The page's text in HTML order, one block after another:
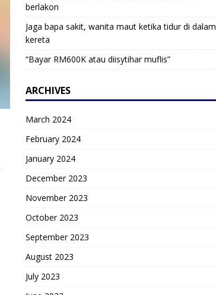
berlakon
Jaga bapa sakit, wanita maut ketika tidur di dalam
kereta
“Bayar RM600K atau diisytihar muflis”
ARCHIVES
March 2024
February 2024
January 2024
December 2023
November 2023
October 2023
September 2023
August 2023
July 2023